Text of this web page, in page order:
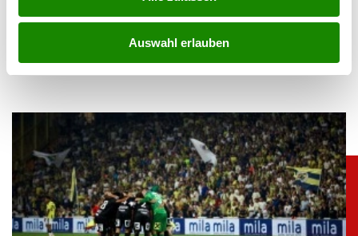
Auswahl erlauben
Heftige Gewitter haben am Donnerstag Teile Salzburgs
schwer getroffen. Besonders Stuhlfelden, Uttendorf und
das Gasteinertal meldeten massive Schäden.